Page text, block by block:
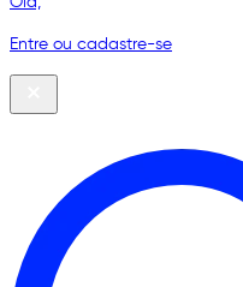
Entre ou cadastre-se